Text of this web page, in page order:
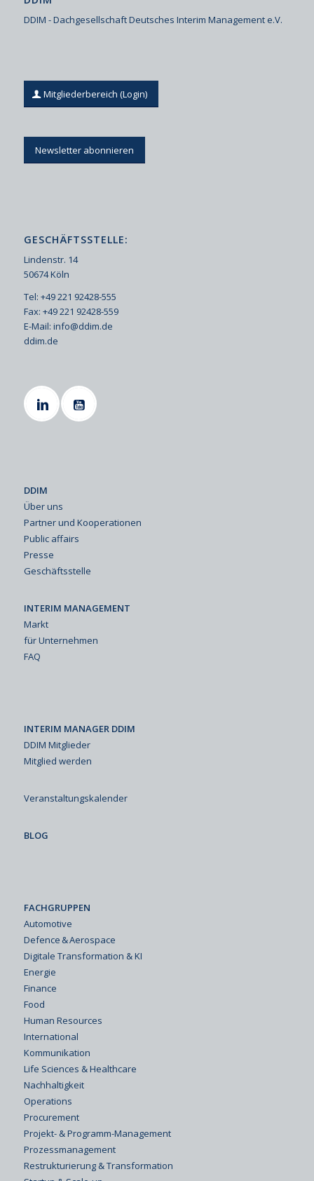
DDIM - Dachgesellschaft Deutsches Interim Management e.V.
Mitgliederbereich (Login)
Newsletter abonnieren
GESCHÄFTSSTELLE:
Lindenstr. 14
50674 Köln
Tel: +49 221 92428-555
Fax: +49 221 92428-559
E-Mail: info@ddim.de
ddim.de
DDIM
Über uns
Partner und Kooperationen
Public affairs
Presse
Geschäftsstelle
INTERIM MANAGEMENT
Markt
für Unternehmen
FAQ
INTERIM MANAGER DDIM
DDIM Mitglieder
Mitglied werden
Veranstaltungskalender
BLOG
FACHGRUPPEN
Automotive
Defence & Aerospace
Digitale Transformation & KI
Energie
Finance
Food
Human Resources
International
Kommunikation
Life Sciences & Healthcare
Nachhaltigkeit
Operations
Procurement
Projekt- & Programm-Management
Prozessmanagement
Restrukturierung & Transformation